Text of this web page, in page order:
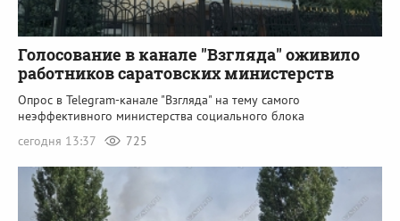
Голосование в канале "Взгляда" оживило
работников саратовских министерств
Опрос в Telegram-канале "Взгляда" на тему самого
неэффективного министерства социального блока
сегодня 13:37
725